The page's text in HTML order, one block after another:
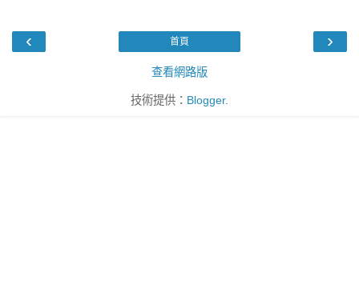
‹ ›
首頁
查看網路版
技術提供： Blogger.